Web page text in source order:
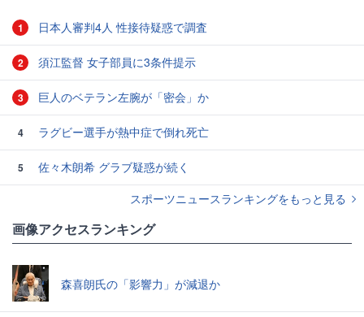
1 日本人審判4人 性接待疑惑で調査
2 須江監督 女子部員に3条件提示
3 巨人のベテラン左腕が「密会」か
4 ラグビー選手が熱中症で倒れ死亡
5
佐々木朗希 グラブ疑惑が続く
スポーツニュースランキングをもっと見る
画像アクセスランキング
森喜朗氏の「影響力」が減退か